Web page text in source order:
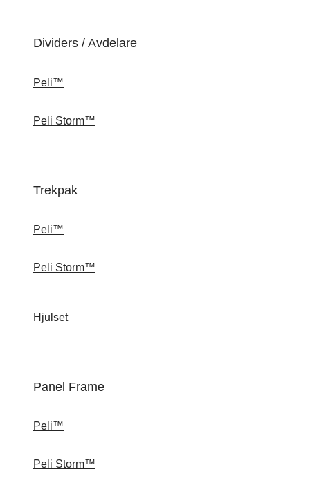
Dividers / Avdelare
Peli™
Peli Storm™
Trekpak
Peli™
Peli Storm™
Hjulset
Panel Frame
Peli™
Peli Storm™